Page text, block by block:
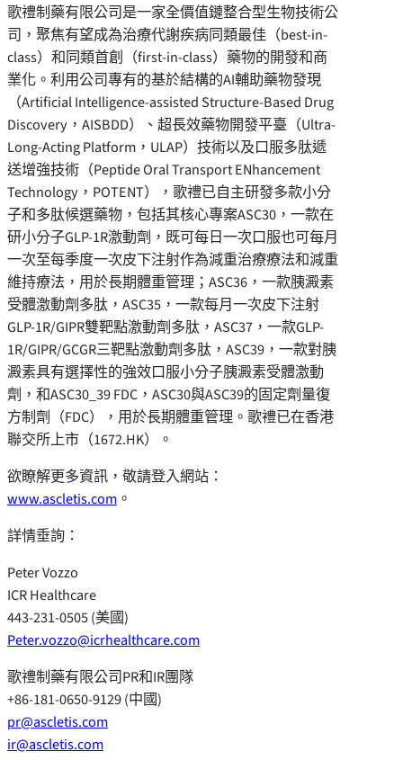
歌禮制藥有限公司是一家全價值鏈整合型生物技術公
司，聚焦有望成為治療代謝疾病同類最佳（best-in-
class）和同類首創（first-in-class）藥物的開發和商
業化。利用公司專有的基於結構的AI輔助藥物發現
（Artificial Intelligence-assisted Structure-Based Drug
Discovery，AISBDD）、超長效藥物開發平臺（Ultra-
Long-Acting Platform，ULAP）技術以及口服多肽遞
送增強技術（Peptide Oral Transport ENhancement
Technology，POTENT），歌禮已自主研發多款小分
子和多肽候選藥物，包括其核心專案ASC30，一款在
研小分子GLP-1R激動劑，既可每日一次口服也可每月
一次至每季度一次皮下注射作為減重治療療法和減重
維持療法，用於長期體重管理；ASC36，一款胰澱素
受體激動劑多肽，ASC35，一款每月一次皮下注射
GLP-1R/GIPR雙靶點激動劑多肽，ASC37，一款GLP-
1R/GIPR/GCGR三靶點激動劑多肽，ASC39，一款對胰
澱素具有選擇性的強效口服小分子胰澱素受體激動
劑，和ASC30_39 FDC，ASC30與ASC39的固定劑量復
方制劑（FDC），用於長期體重管理。歌禮已在香港
聯交所上市（1672.HK）。
欲瞭解更多資訊，敬請登入網站：
www.ascletis.com 。
詳情垂詢：
Peter Vozzo
ICR Healthcare
443-231-0505 (美國)
Peter.vozzo@icrhealthcare.com
歌禮制藥有限公司PR和IR團隊
+86-181-0650-9129 (中國)
pr@ascletis.com
ir@ascletis.com